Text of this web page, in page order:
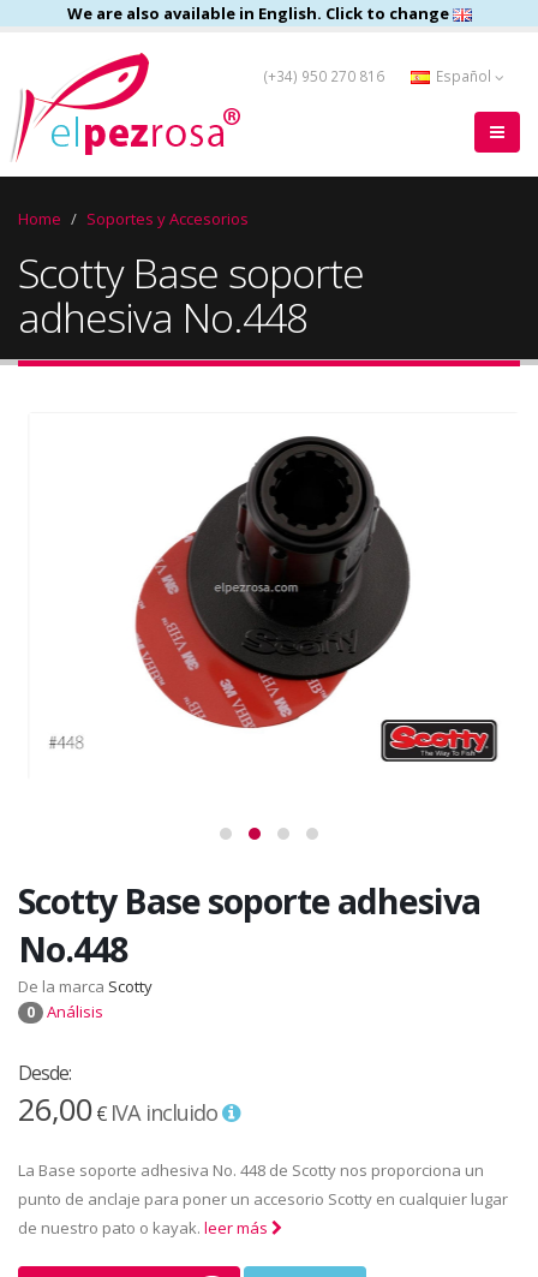
We are also available in English. Click to change
(+34) 950 270 816 Español
Home Soportes y Accesorios
Scotty Base soporte
adhesiva No.448
Scotty Base soporte adhesiva
No.448
De la marca Scotty
0 Análisis
Desde:
26,00€ IVA incluido
La Base soporte adhesiva No. 448 de Scotty nos proporciona un
punto de anclaje para poner un accesorio Scotty en cualquier lugar
de nuestro pato o kayak. leer más